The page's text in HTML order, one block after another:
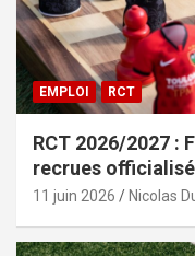
EMPLOI RCT
RCT 2026/2027 :
recrues
11 juin 2026 Nicolas